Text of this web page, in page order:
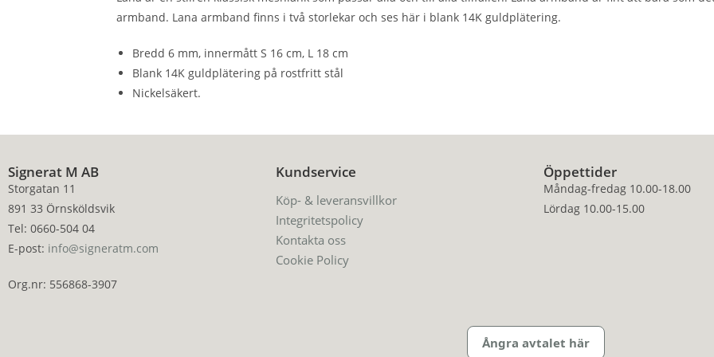
armband. Lana armband finns i två storlekar och ses här i blank 14K guldplätering.
Bredd 6 mm, innermått S 16 cm, L 18 cm
Blank 14K guldplätering på rostfritt stål
Nickelsäkert.
Signerat M AB
Storgatan 11
891 33 Örnsköldsvik
Tel: 0660-504 04
E-post: info@signeratm.com
Org.nr: 556868-3907
Kundservice
Köp- & leveransvillkor
Integritetspolicy
Kontakta oss
Cookie Policy
Öppettider
Måndag-fredag 10.00-18.00
Lördag 10.00-15.00
Ångra avtalet här